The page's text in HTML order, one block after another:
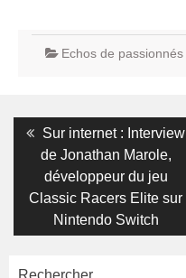
Echos de passionnés
Navigation
l’article
Previous
post:
Sur internet : Interview
de Jonathan Marole,
développeur du jeu
Classic Racers Elite sur
Nintendo Switch
Rechercher